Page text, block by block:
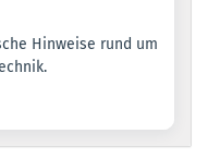
Hinweise rund um